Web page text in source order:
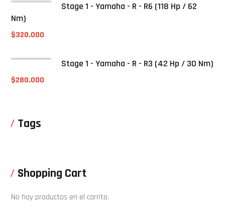
Stage 1 - Yamaha - R - R6 (118 Hp / 62
Nm)
$320.000
Stage 1 - Yamaha - R - R3 (42 Hp / 30 Nm)
$280.000
Tags
Shopping Cart
No hay productos en el carrito.